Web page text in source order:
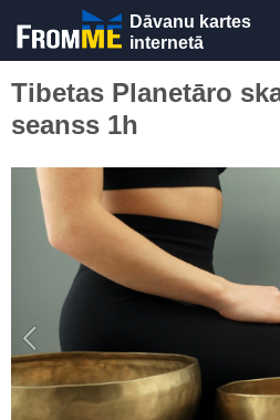
Dāvanu kartes
internetā
Tibetas Planetāro
seanss 1h
Previous